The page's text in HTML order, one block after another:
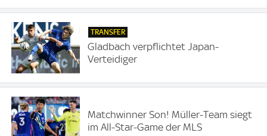
TRANSFER
Gladbach verpflichtet Japan-
Verteidiger
Matchwinner Son! Müller-Team siegt
im All-Star-Game der MLS